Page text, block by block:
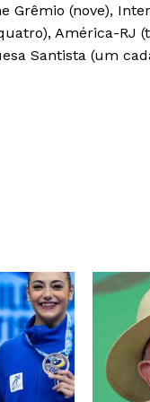
Grêmio (nove),
América-RJ
Santista (um